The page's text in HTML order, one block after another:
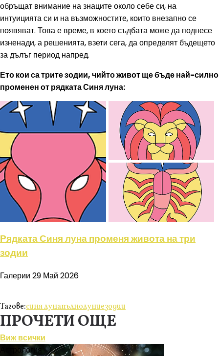
обръщат внимание на знаците около себе си, на
интуицията си и на възможностите, които внезапно се
появяват. Това е време, в което съдбата може да поднесе
изненади, а решенията, взети сега, да определят бъдещето
за дълъг период напред.
Ето кои са трите зодии, чийто живот ще бъде най-силно
променен от рядката Синя луна:
Рядката Синя луна променя живота на три
зодии
Галерии 29 Май 2026
Тагове:синя лунапълнолуниезодии
ПРОЧЕТИ ОЩЕ
Виж всички
Астрология